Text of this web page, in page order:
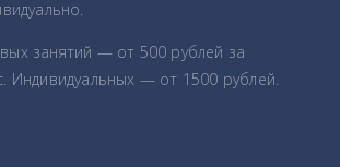
занятий — от 500 рублей за
Индивидуальных — от 1500 рублей.